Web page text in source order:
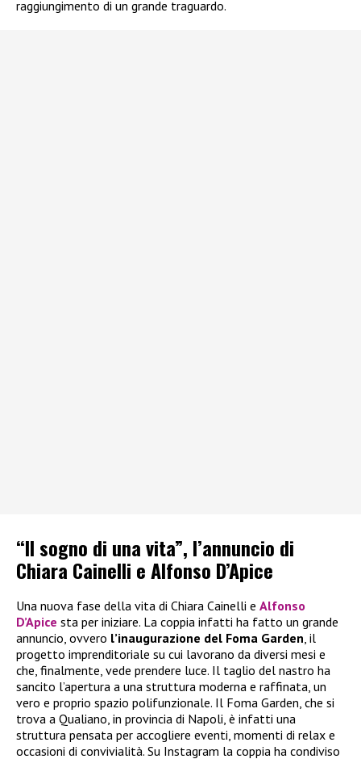
raggiungimento di un grande traguardo.
“Il sogno di una vita”, l’annuncio di
Chiara Cainelli e Alfonso D’Apice
Una nuova fase della vita di Chiara Cainelli e Alfonso
D’Apice sta per iniziare. La coppia infatti ha fatto un grande
annuncio, ovvero l’inaugurazione del Foma Garden , il
progetto imprenditoriale su cui lavorano da diversi mesi e
che, finalmente, vede prendere luce. Il taglio del nastro ha
sancito l’apertura a una struttura moderna e raffinata, un
vero e proprio spazio polifunzionale. Il Foma Garden, che si
trova a Qualiano, in provincia di Napoli, è infatti una
struttura pensata per accogliere eventi, momenti di relax e
occasioni di convivialità. Su Instagram la coppia ha condiviso